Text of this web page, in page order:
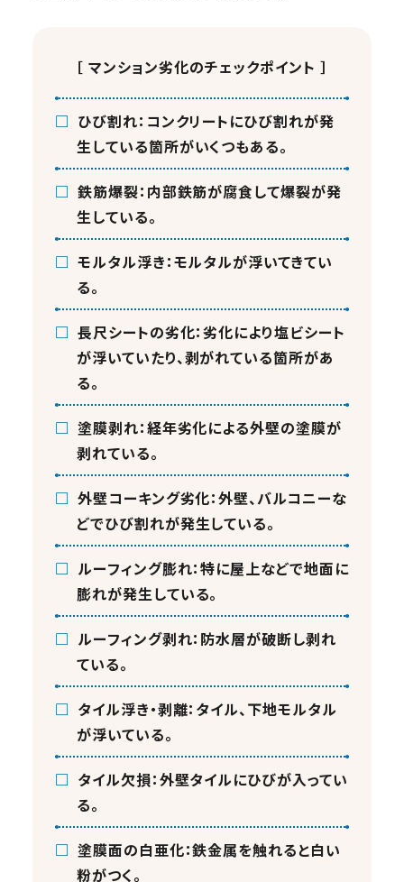
［ マンション劣化のチェックポイント ］
□ ひび割れ：コンクリートにひび割れが発
生している箇所がいくつもある。
□ 鉄筋爆裂：内部鉄筋が腐食して爆裂が発
生している。
□ モルタル浮き：モルタルが浮いてきてい
る。
□ 長尺シートの劣化：劣化により塩ビシート
が浮いていたり、剥がれている箇所があ
る。
□ 塗膜剥れ：経年劣化による外壁の塗膜が
剥れている。
□ 外壁コーキング劣化：外壁、バルコニーな
どでひび割れが発生している。
□ ルーフィング膨れ：特に屋上などで地面に
膨れが発生している。
□ ルーフィング剥れ：防水層が破断し剥れ
ている。
□ タイル浮き・剥離：タイル、下地モルタル
が浮いている。
□ タイル欠損：外壁タイルにひびが入ってい
る。
□ 塗膜面の白亜化：鉄金属を触れると白い
粉がつく。